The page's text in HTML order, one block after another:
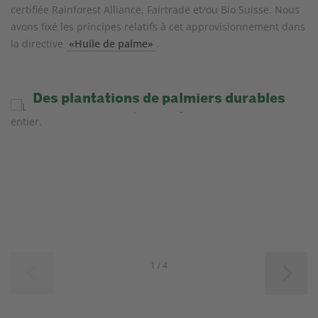
certifiée Rainforest Alliance, Fairtrade et/ou Bio Suisse. Nous
avons fixé les principes relatifs à cet approvisionnement dans
la directive «Huile de palme» .
Des plantations de palmiers durables
1 / 4